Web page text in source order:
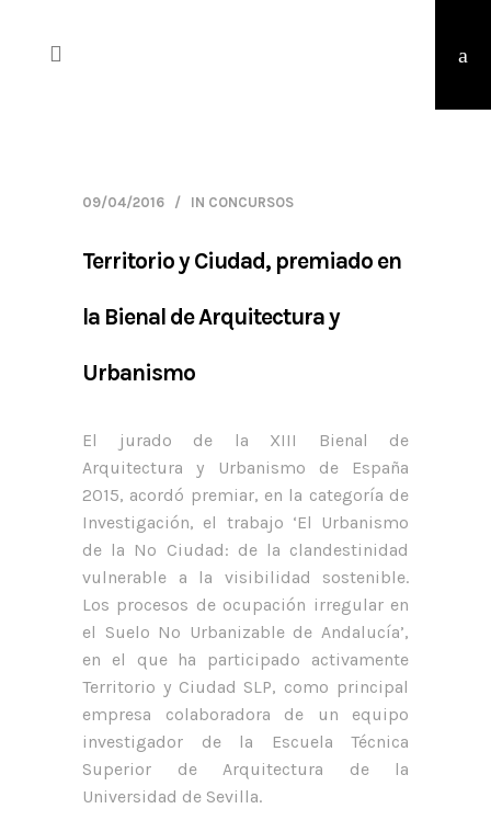
09/04/2016 IN CONCURSOS
Territorio y Ciudad, premiado en
la Bienal de Arquitectura y
Urbanismo
El jurado de la XIII Bienal de
Arquitectura y Urbanismo de España
2015, acordó premiar, en la categoría de
Investigación, el trabajo ‘El Urbanismo
de la No Ciudad: de la clandestinidad
vulnerable a la visibilidad sostenible.
Los procesos de ocupación irregular en
el Suelo No Urbanizable de Andalucía’,
en el que ha participado activamente
Territorio y Ciudad SLP, como principal
empresa colaboradora de un equipo
investigador de la Escuela Técnica
Superior de Arquitectura de la
Universidad de Sevilla.